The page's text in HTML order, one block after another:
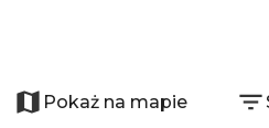
21
−Pokaż na mapie